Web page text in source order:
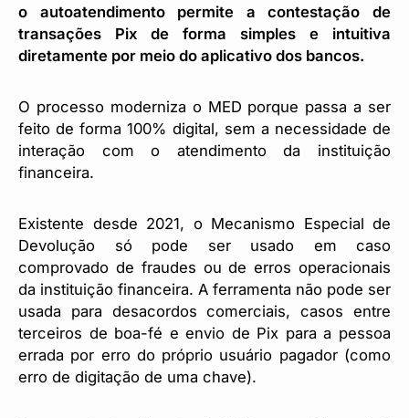
o autoatendimento permite a contestação de
transações Pix de forma simples e intuitiva
diretamente por meio do aplicativo dos bancos.
O processo moderniza o MED porque passa a ser
feito de forma 100% digital, sem a necessidade de
interação com o atendimento da instituição
financeira.
Existente desde 2021, o Mecanismo Especial de
Devolução só pode ser usado em caso
comprovado de fraudes ou de erros operacionais
da instituição financeira. A ferramenta não pode ser
usada para desacordos comerciais, casos entre
terceiros de boa-fé e envio de Pix para a pessoa
errada por erro do próprio usuário pagador (como
erro de digitação de uma chave).